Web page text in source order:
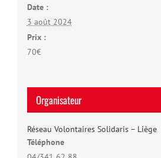
Date :
3 août 2024
Prix :
70€
Organisateur
Réseau Volontaires Solidaris – Liège
Téléphone